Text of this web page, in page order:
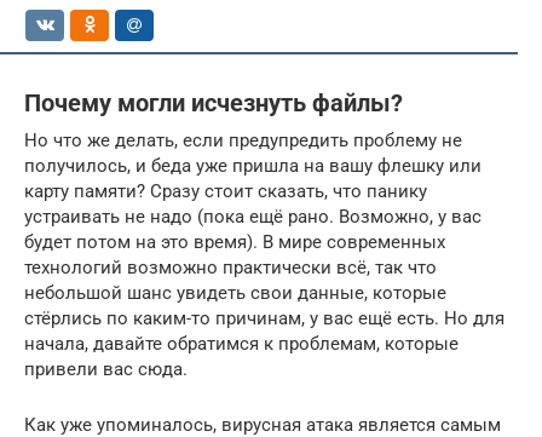
Почему могли исчезнуть файлы?
Но что же делать, если предупредить проблему не
получилось, и беда уже пришла на вашу флешку или
карту памяти? Сразу стоит сказать, что панику
устраивать не надо (пока ещё рано. Возможно, у вас
будет потом на это время). В мире современных
технологий возможно практически всё, так что
небольшой шанс увидеть свои данные, которые
стёрлись по каким-то причинам, у вас ещё есть. Но для
начала, давайте обратимся к проблемам, которые
привели вас сюда.
Как уже упоминалось, вирусная атака является самым